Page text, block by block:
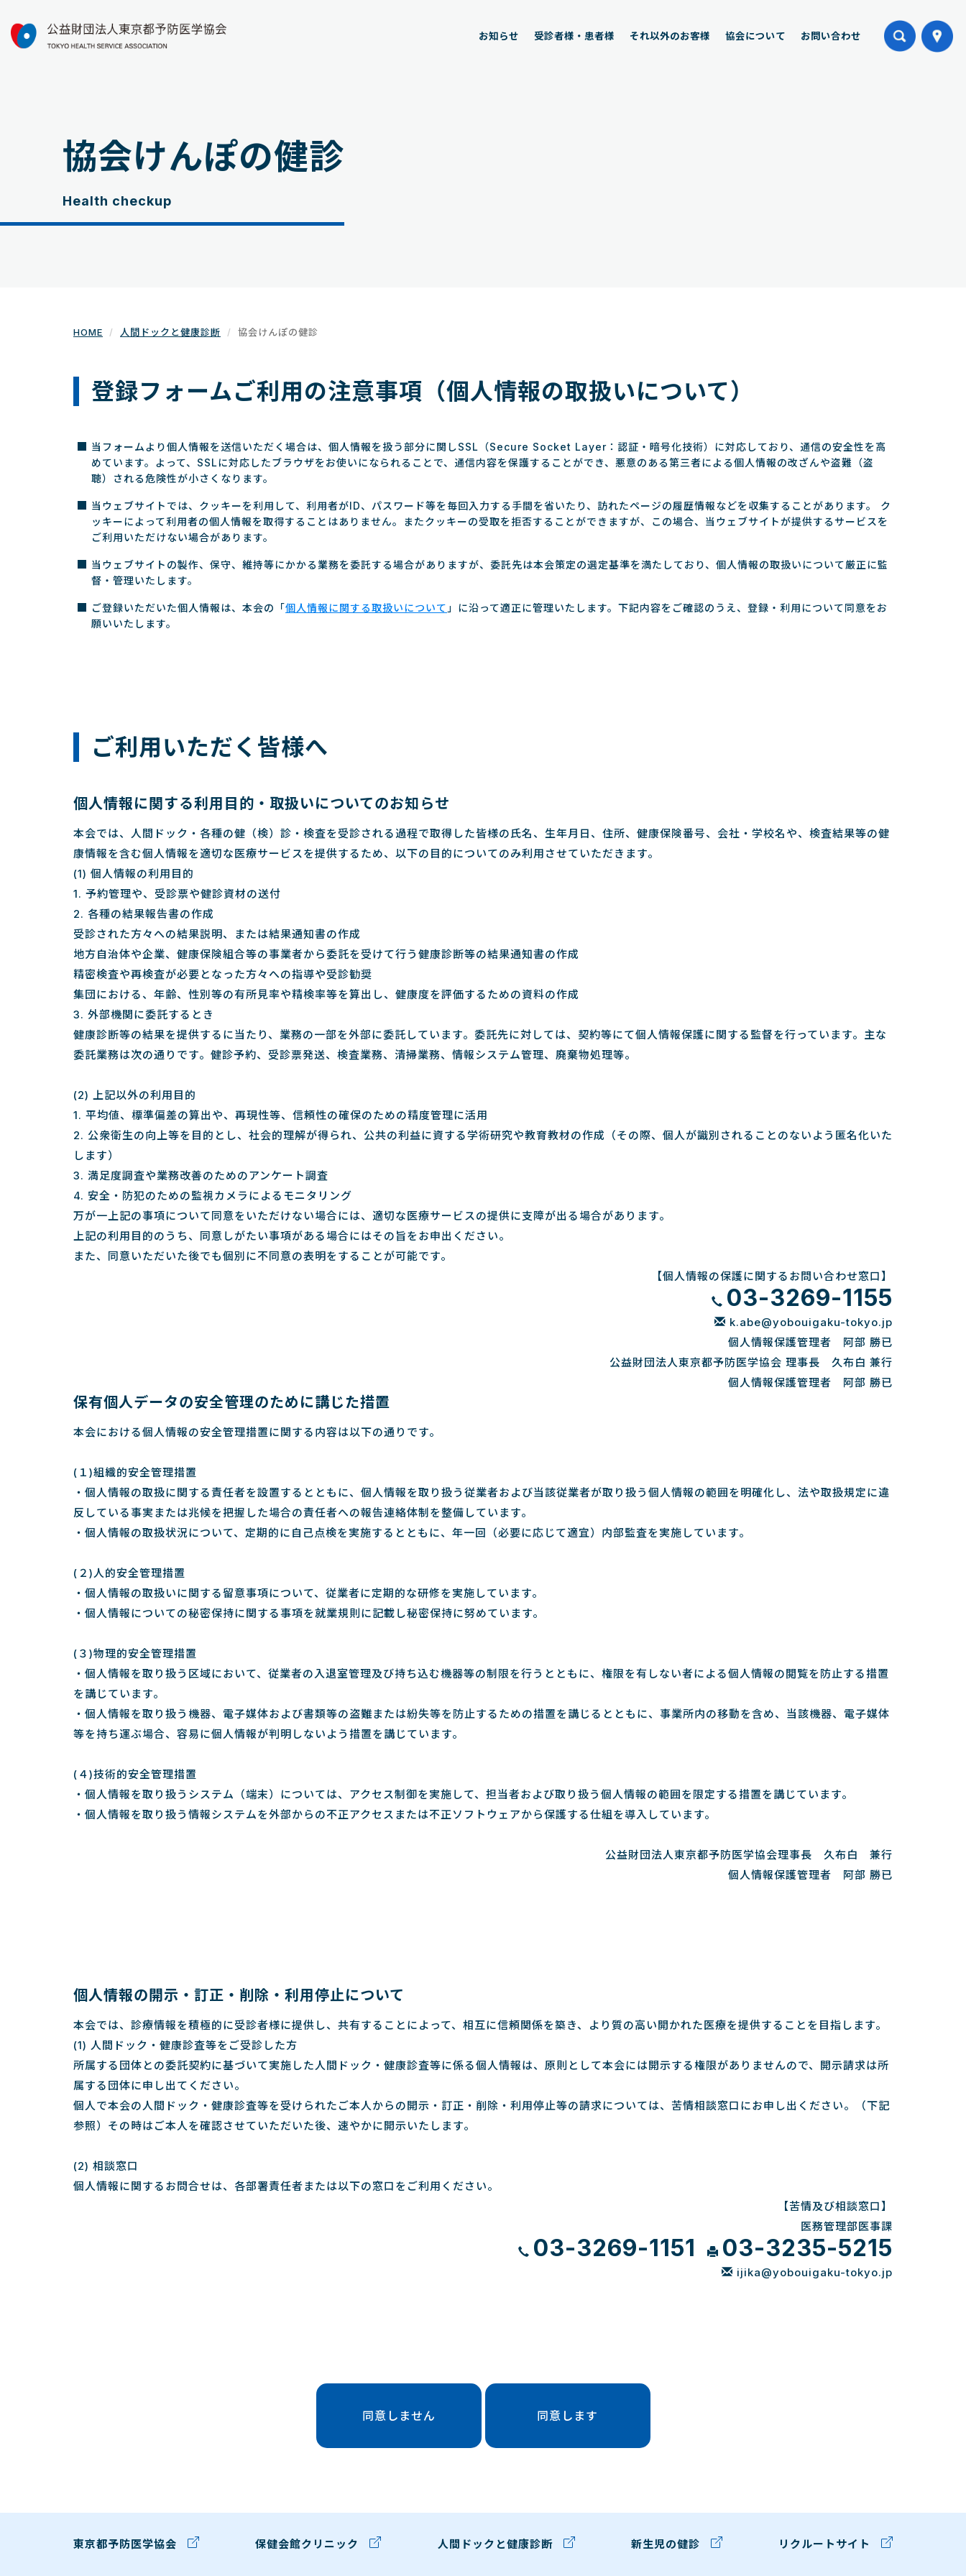
お知らせ 受診者様・患者様 それ以外のお客様 協会について お問い合わせ
協会けんぽの健診
Health checkup
HOME 人間ドックと健康診断 協会けんぽの健診
登録フォームご利用の注意事項（個人情報の取扱いについて）
当フォームより個人情報を送信いただく場合は、個人情報を扱う部分に関しSSL（Secure Socket Layer：認証・暗号化技術）に対応しており、通信の安全性を高
めています。よって、SSLに対応したブラウザをお使いになられることで、通信内容を保護することができ、悪意のある第三者による個人情報の改ざんや盗難（盗
聴）される危険性が小さくなります。
当ウェブサイトでは、クッキーを利用して、利用者がID、パスワード等を毎回入力する手間を省いたり、訪れたページの履歴情報などを収集することがあります。 ク
ッキーによって利用者の個人情報を取得することはありません。またクッキーの受取を拒否することができますが、この場合、当ウェブサイトが提供するサービスを
ご利用いただけない場合があります。
当ウェブサイトの製作、保守、維持等にかかる業務を委託する場合がありますが、委託先は本会策定の選定基準を満たしており、個人情報の取扱いについて厳正に監
督・管理いたします。
ご登録いただいた個人情報は、本会の「個人情報に関する取扱いについて 」に沿って適正に管理いたします。下記内容をご確認のうえ、登録・利用について同意をお
願いいたします。
ご利用いただく皆様へ
個人情報に関する利用目的・取扱いについてのお知らせ
本会では、人間ドック・各種の健（検）診・検査を受診される過程で取得した皆様の氏名、生年月日、住所、健康保険番号、会社・学校名や、検査結果等の健
康情報を含む個人情報を適切な医療サービスを提供するため、以下の目的についてのみ利用させていただきます。
(1) 個人情報の利用目的
1. 予約管理や、受診票や健診資材の送付
2. 各種の結果報告書の作成
受診された方々への結果説明、または結果通知書の作成
地方自治体や企業、健康保険組合等の事業者から委託を受けて行う健康診断等の結果通知書の作成
精密検査や再検査が必要となった方々への指導や受診勧奨
集団における、年齢、性別等の有所見率や精検率等を算出し、健康度を評価するための資料の作成
3. 外部機関に委託するとき
健康診断等の結果を提供するに当たり、業務の一部を外部に委託しています。委託先に対しては、契約等にて個人情報保護に関する監督を行っています。主な
委託業務は次の通りです。健診予約、受診票発送、検査業務、清掃業務、情報システム管理、廃棄物処理等。
(2) 上記以外の利用目的
1. 平均値、標準偏差の算出や、再現性等、信頼性の確保のための精度管理に活用
2. 公衆衛生の向上等を目的とし、社会的理解が得られ、公共の利益に資する学術研究や教育教材の作成（その際、個人が識別されることのないよう匿名化いた
します）
3. 満足度調査や業務改善のためのアンケート調査
4. 安全・防犯のための監視カメラによるモニタリング
万が一上記の事項について同意をいただけない場合には、適切な医療サービスの提供に支障が出る場合があります。
上記の利用目的のうち、同意しがたい事項がある場合にはその旨をお申出ください。
また、同意いただいた後でも個別に不同意の表明をすることが可能です。
【個人情報の保護に関するお問い合わせ窓口】
03-3269-1155
k.abe@yobouigaku-tokyo.jp
個人情報保護管理者 阿部 勝已
公益財団法人東京都予防医学協会 理事長 久布白 兼行
個人情報保護管理者 阿部 勝已
保有個人データの安全管理のために講じた措置
本会における個人情報の安全管理措置に関する内容は以下の通りです。
(１)組織的安全管理措置
・個人情報の取扱に関する責任者を設置するとともに、個人情報を取り扱う従業者および当該従業者が取り扱う個人情報の範囲を明確化し、法や取扱規定に違
反している事実または兆候を把握した場合の責任者への報告連絡体制を整備しています。
・個人情報の取扱状況について、定期的に自己点検を実施するとともに、年一回（必要に応じて適宜）内部監査を実施しています。
(２)人的安全管理措置
・個人情報の取扱いに関する留意事項について、従業者に定期的な研修を実施しています。
・個人情報についての秘密保持に関する事項を就業規則に記載し秘密保持に努めています。
(３)物理的安全管理措置
・個人情報を取り扱う区域において、従業者の入退室管理及び持ち込む機器等の制限を行うとともに、権限を有しない者による個人情報の閲覧を防止する措置
を講じています。
・個人情報を取り扱う機器、電子媒体および書類等の盗難または紛失等を防止するための措置を講じるとともに、事業所内の移動を含め、当該機器、電子媒体
等を持ち運ぶ場合、容易に個人情報が判明しないよう措置を講じています。
(４)技術的安全管理措置
・個人情報を取り扱うシステム（端末）については、アクセス制御を実施して、担当者および取り扱う個人情報の範囲を限定する措置を講じています。
・個人情報を取り扱う情報システムを外部からの不正アクセスまたは不正ソフトウェアから保護する仕組を導入しています。
公益財団法人東京都予防医学協会理事長 久布白 兼行
個人情報保護管理者 阿部 勝已
個人情報の開示・訂正・削除・利用停止について
本会では、診療情報を積極的に受診者様に提供し、共有することによって、相互に信頼関係を築き、より質の高い開かれた医療を提供することを目指します。
(1) 人間ドック・健康診査等をご受診した方
所属する団体との委託契約に基づいて実施した人間ドック・健康診査等に係る個人情報は、原則として本会には開示する権限がありませんので、開示請求は所
属する団体に申し出てください。
個人で本会の人間ドック・健康診査等を受けられたご本人からの開示・訂正・削除・利用停止等の請求については、苦情相談窓口にお申し出ください。（下記
参照）その時はご本人を確認させていただいた後、速やかに開示いたします。
(2) 相談窓口
個人情報に関するお問合せは、各部署責任者または以下の窓口をご利用ください。
【苦情及び相談窓口】
医務管理部医事課
03-3269-1151 03-3235-5215
ijika@yobouigaku-tokyo.jp
同意しません 同意します
東京都予防医学協会 保健会館クリニック 人間ドックと健康診断 新生児の健診 リクルートサイト